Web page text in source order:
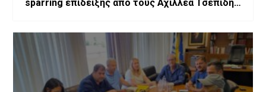
sparring επίδειξης απο τους Αχιλλέα Τσεπίδη